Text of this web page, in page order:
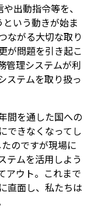
出動指令等を、
という動きが始ま
ながる大切な取り
が問題を引き起こ
管理システムが利
ステムを取り扱っ
間を通した国への
できなくなってし
のですが現場に
テムを活用しよう
ウト。 これまで
直面し、私たちは